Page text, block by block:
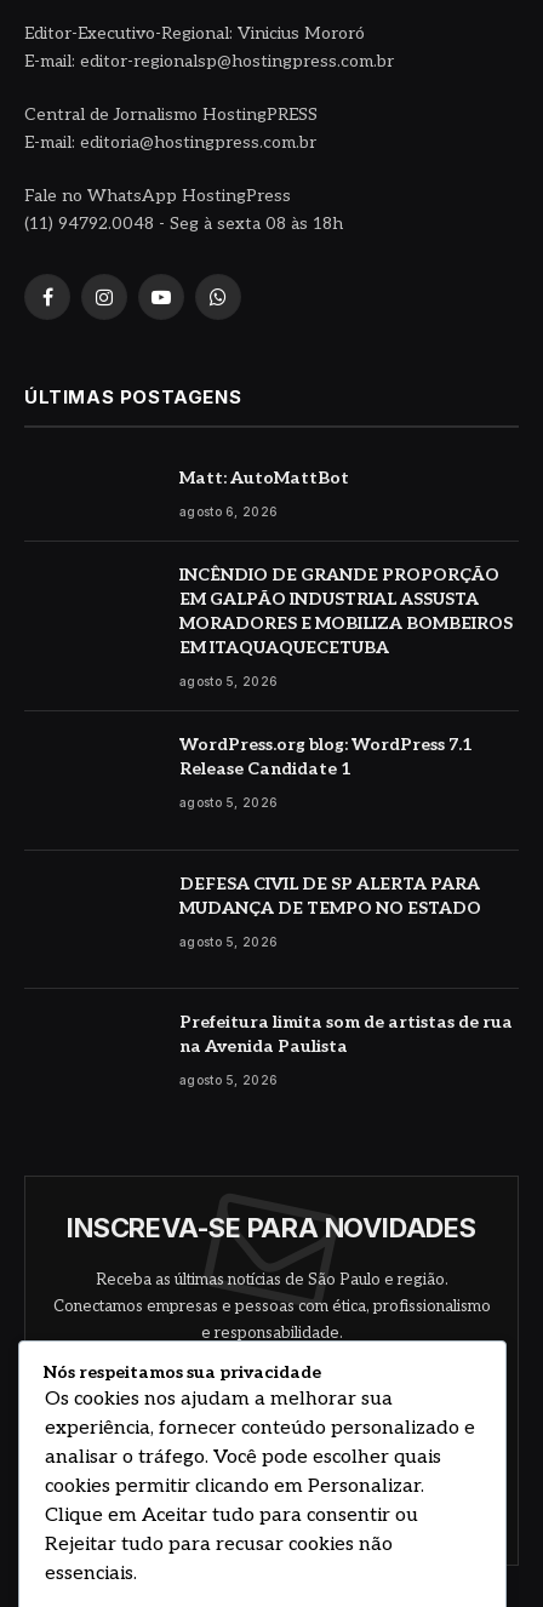
Editor-Executivo-Regional: Vinicius Mororó
E-mail: editor-regionalsp@hostingpress.com.br
Central de Jornalismo HostingPRESS
E-mail: editoria@hostingpress.com.br
Fale no WhatsApp HostingPress
(11) 94792.0048 - Seg à sexta 08 às 18h
FacebookInstagramYouTubeWhatsApp
ÚLTIMAS POSTAGENS
Matt: AutoMattBot
agosto 6, 2026
INCÊNDIO DE GRANDE PROPORÇÃO
EM GALPÃO INDUSTRIAL ASSUSTA
MORADORES E MOBILIZA BOMBEIROS
EM ITAQUAQUECETUBA
agosto 5, 2026
WordPress.org blog: WordPress 7.1
Release Candidate 1
agosto 5, 2026
DEFESA CIVIL DE SP ALERTA PARA
MUDANÇA DE TEMPO NO ESTADO
agosto 5, 2026
Prefeitura limita som de artistas de rua
na Avenida Paulista
agosto 5, 2026
INSCREVA-SE PARA NOVIDADES
Receba as últimas notícias de São Paulo e região.
Conectamos empresas e pessoas com ética, profissionalismo
e responsabilidade.
Concorde com nossos termos e acordo de
Nós respeitamos sua privacidade
Os cookies nos ajudam a melhorar sua
experiência, fornecer conteúdo personalizado e
analisar o tráfego. Você pode escolher quais
cookies permitir clicando em Personalizar.
Clique em Aceitar tudo para consentir ou
Rejeitar tudo para recusar cookies não
essenciais.